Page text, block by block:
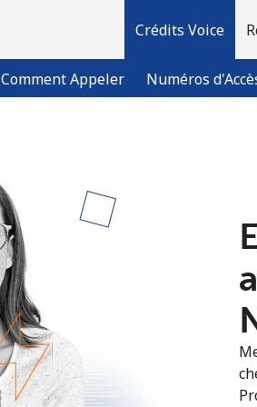
Crédits Voice
Comment Appeler Numéros
Vous avez déjà un compte?
S'enregistrer